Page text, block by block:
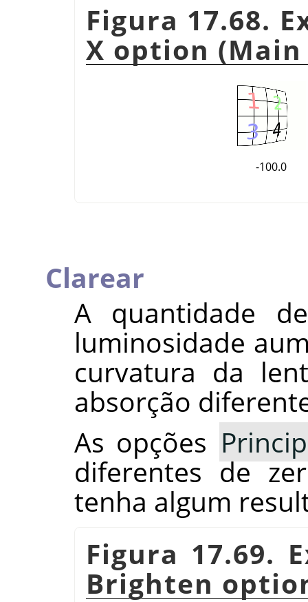
Figura 17.68.
X option
-100.0
Clarear
A quantidade
luminosidade
curvatura da
absorção
As opções
diferentes de
tenha algum
Figura 17.69.
Brighten